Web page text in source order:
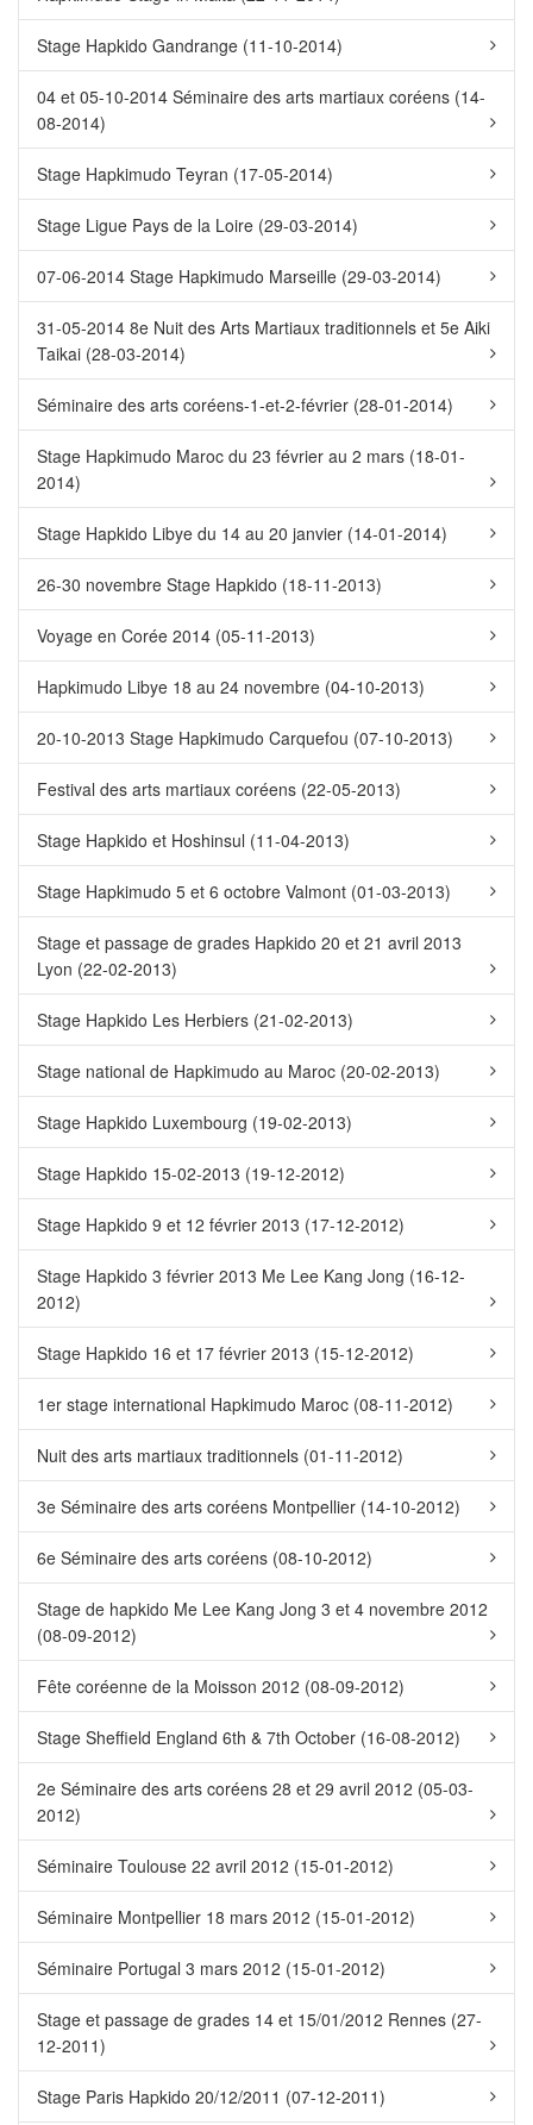
Stage Hapkido Gandrange (11-10-2014)
04 et 05-10-2014 Séminaire des arts martiaux coréens (14-
08-2014)
Stage Hapkimudo Teyran (17-05-2014)
Stage Ligue Pays de la Loire (29-03-2014)
07-06-2014 Stage Hapkimudo Marseille (29-03-2014)
31-05-2014 8e Nuit des Arts Martiaux traditionnels et 5e Aiki
Taikai (28-03-2014)
Séminaire des arts coréens-1-et-2-février (28-01-2014)
Stage Hapkimudo Maroc du 23 février au 2 mars (18-01-
2014)
Stage Hapkido Libye du 14 au 20 janvier (14-01-2014)
26-30 novembre Stage Hapkido (18-11-2013)
Voyage en Corée 2014 (05-11-2013)
Hapkimudo Libye 18 au 24 novembre (04-10-2013)
20-10-2013 Stage Hapkimudo Carquefou (07-10-2013)
Festival des arts martiaux coréens (22-05-2013)
Stage Hapkido et Hoshinsul (11-04-2013)
Stage Hapkimudo 5 et 6 octobre Valmont (01-03-2013)
Stage et passage de grades Hapkido 20 et 21 avril 2013
Lyon (22-02-2013)
Stage Hapkido Les Herbiers (21-02-2013)
Stage national de Hapkimudo au Maroc (20-02-2013)
Stage Hapkido Luxembourg (19-02-2013)
Stage Hapkido 15-02-2013 (19-12-2012)
Stage Hapkido 9 et 12 février 2013 (17-12-2012)
Stage Hapkido 3 février 2013 Me Lee Kang Jong (16-12-
2012)
Stage Hapkido 16 et 17 février 2013 (15-12-2012)
1er stage international Hapkimudo Maroc (08-11-2012)
Nuit des arts martiaux traditionnels (01-11-2012)
3e Séminaire des arts coréens Montpellier (14-10-2012)
6e Séminaire des arts coréens (08-10-2012)
Stage de hapkido Me Lee Kang Jong 3 et 4 novembre 2012
(08-09-2012)
Fête coréenne de la Moisson 2012 (08-09-2012)
Stage Sheffield England 6th & 7th October (16-08-2012)
2e Séminaire des arts coréens 28 et 29 avril 2012 (05-03-
2012)
Séminaire Toulouse 22 avril 2012 (15-01-2012)
Séminaire Montpellier 18 mars 2012 (15-01-2012)
Séminaire Portugal 3 mars 2012 (15-01-2012)
Stage et passage de grades 14 et 15/01/2012 Rennes (27-
12-2011)
Stage Paris Hapkido 20/12/2011 (07-12-2011)